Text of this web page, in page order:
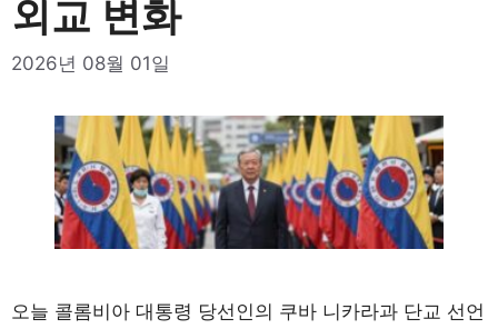
외교 변화
2026년 08월 01일
오늘 콜롬비아 대통령 당선인의 쿠바 니카라과 단교 선언